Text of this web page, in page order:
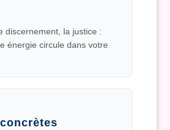
discernement, la justice :
énergie circule dans votre